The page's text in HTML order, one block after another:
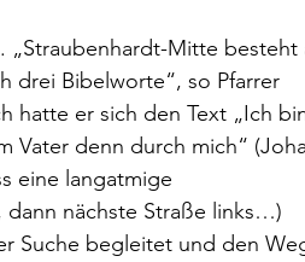
Mitte besteht
drei Bibelworte“, so Pfarrer
hatte er sich den Text „Ich
Vater denn durch mich“
eine langatmige
nächste Straße links…)
Suche begleitet und den